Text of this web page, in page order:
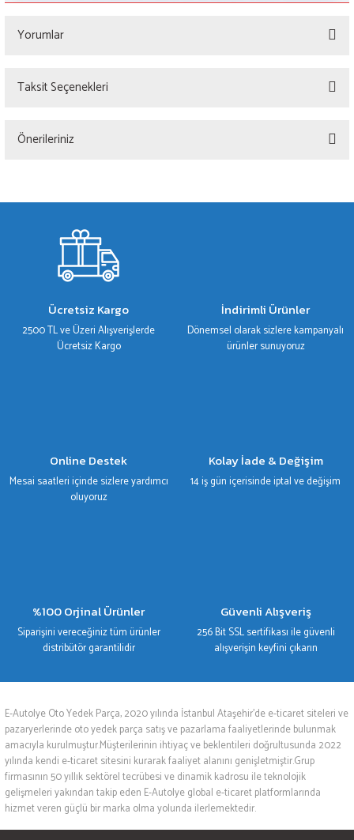
Yorumlar
Taksit Seçenekleri
Önerileriniz
gördüğünüz noktaları öneri formunu kullanarak tarafımıza iletebilirsiniz.
Ürün resmi kalitesiz, bozuk veya görüntülenemiyor.
Ürün açıklamasında eksik bilgiler bulunuyor.
Ürün fiyatı diğer sitelerden daha pahalı.
Bu ürüne benzer farklı alternatifler olmalı.
Ücretsiz Kargo
2500 TL ve Üzeri Alışverişlerde
Ücretsiz Kargo
İndirimli Ürünler
Dönemsel olarak sizlere kampanyalı
ürünler sunuyoruz
Online Destek
Mesai saatleri içinde sizlere yardımcı
oluyoruz
Kolay İade & Değişim
14 iş gün içerisinde iptal ve değişim
%100 Orjinal Ürünler
Siparişini vereceğiniz tüm ürünler
distribütör garantilidir
Güvenli Alışveriş
256 Bit SSL sertifikası ile güvenli
alışverişin keyfini çıkarın
E-Autolye Oto Yedek Parça, 2020 yılında İstanbul Ataşehir’de e-ticaret siteleri ve
pazaryerlerinde oto yedek parça satış ve pazarlama faaliyetlerinde bulunmak
amacıyla kurulmuştur.Müşterilerinin ihtiyaç ve beklentileri doğrultusunda 2022
yılında kendi e-ticaret sitesini kurarak faaliyet alanını genişletmiştir.Grup
firmasının 50 yıllık sektörel tecrübesi ve dinamik kadrosu ile teknolojik
gelişmeleri yakından takip eden E-Autolye global e-ticaret platformlarında
hizmet veren güçlü bir marka olma yolunda ilerlemektedir.